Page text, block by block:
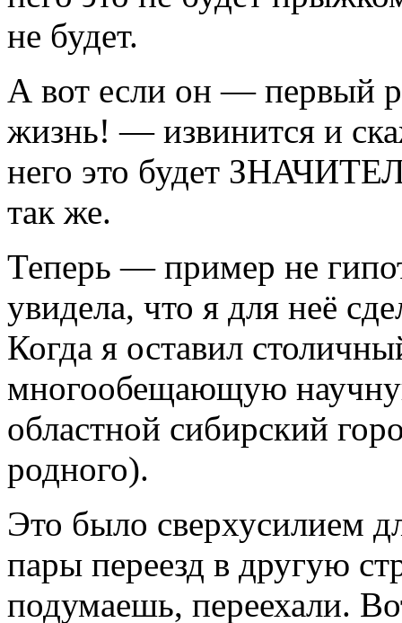
не будет.
А вот если он — первый
жизнь! — извинится и
него это будет
так же.
Теперь — пример не
увидела, что я для неё
Когда я оставил
многообещающую
областной сибирский
родного).
Это было сверхусилием
пары переезд в другую
подумаешь, переехали.